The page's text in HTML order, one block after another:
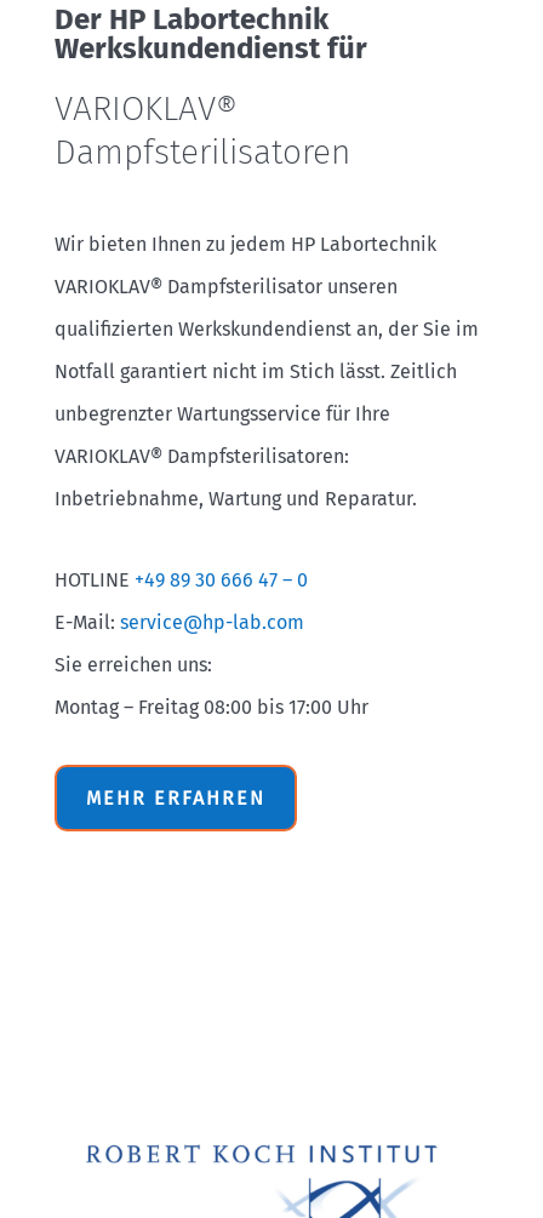
Der HP Labortechnik
Werkskundendienst für
VARIOKLAV®
Dampfsterilisatoren
Wir bieten Ihnen zu jedem HP Labortechnik
VARIOKLAV® Dampfsterilisator unseren
qualifizierten Werkskundendienst an, der Sie im
Notfall garantiert nicht im Stich lässt. Zeitlich
unbegrenzter Wartungsservice für Ihre
VARIOKLAV® Dampfsterilisatoren:
Inbetriebnahme, Wartung und Reparatur.
HOTLINE +49 89 30 666 47 – 0
E-Mail: service@hp-lab.com
Sie erreichen uns:
Montag – Freitag 08:00 bis 17:00 Uhr
MEHR ERFAHREN